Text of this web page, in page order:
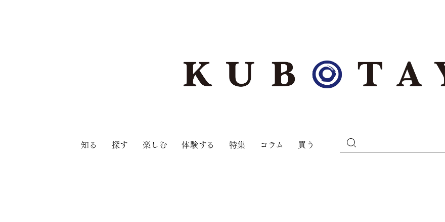
知る 探す 楽しむ 体験する 特集 コラム 買う